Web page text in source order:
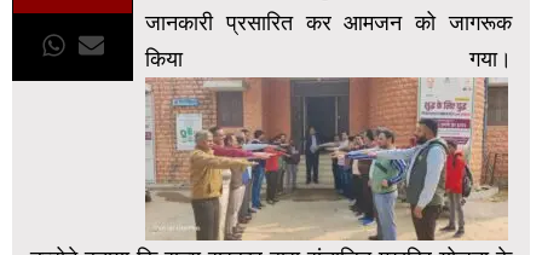
जानकारी प्रसारित कर आमजन को जागरूक
किया गया।